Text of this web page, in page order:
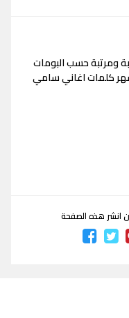
ومرتبة حسب البومات
كلمات اغاني سامي
هذه الصفحة